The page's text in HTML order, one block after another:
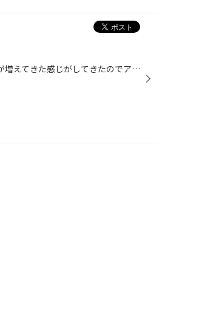
最近マイカーのスカイラインが乗っていてふらつきが増えてきた感じがしてきたのでアライメントの確認を… なぜかフロントのトーインが強い… 先日右フロントハブベアリング交換した時にナックルとかロアアームとか外したからだろうか キャンバーも起きちゃってるし… 念のため車高の左右差とかも確認し...